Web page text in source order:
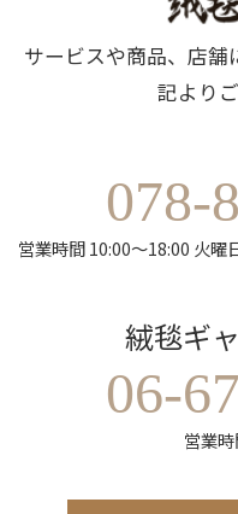
サービスや商品、店
記より
078-
営業時間 10:00～18:00 火
絨毯ギ
06-
営業